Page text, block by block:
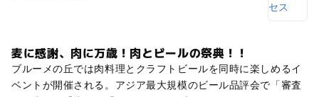
麦に感謝、肉に万歳！肉とビールの祭典！！
ブルーメの丘では肉料理とクラフトビールを同時に楽しめるイ
ベントが開催される。アジア最大規模のビール品評会で「審査